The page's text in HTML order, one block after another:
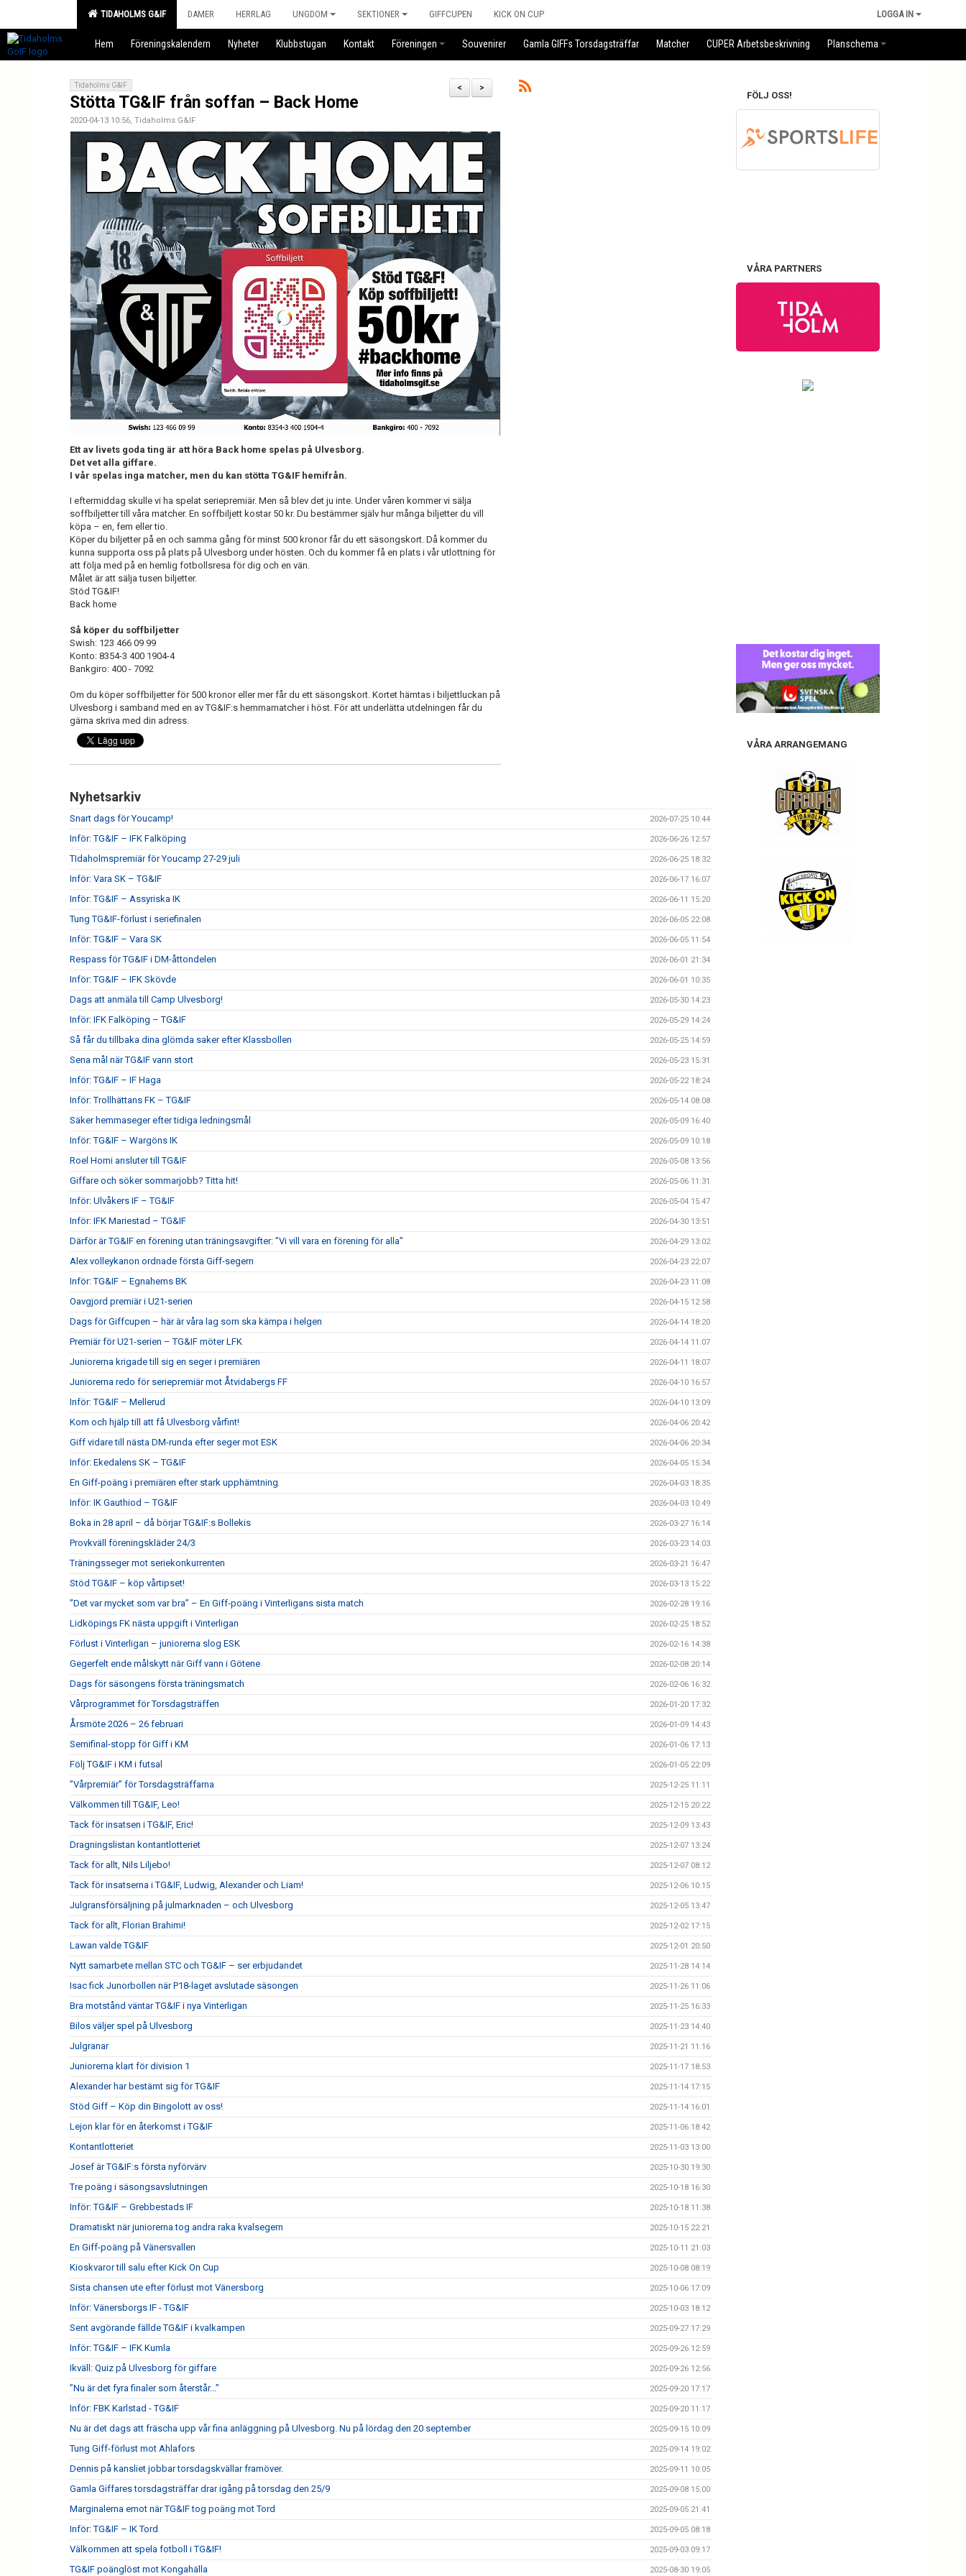
TIDAHOLMS G&IF DAMER HERRLAG UNGDOM SEKTIONER GIFFCUPEN KICK ON CUP LOGGA IN
Hem Föreningskalendern Nyheter Klubbstugan Kontakt Föreningen Souvenirer Gamla GIFFs Torsdagsträffar Matcher CUPER Arbetsbeskrivning Planschema
>
<
Tidaholms G&IF
Stötta TG&IF från soffan – Back Home
2020-04-13 10:56, Tidaholms G&IF
Ett av livets goda ting är att höra Back home spelas på Ulvesborg.
Det vet alla giffare.
I vår spelas inga matcher, men du kan stötta TG&IF hemifrån.
I eftermiddag skulle vi ha spelat seriepremiär. Men så blev det ju inte. Under våren kommer vi sälja
soffbiljetter till våra matcher. En soffbiljett kostar 50 kr. Du bestämmer själv hur många biljetter du vill
köpa – en, fem eller tio.
Köper du biljetter på en och samma gång för minst 500 kronor får du ett säsongskort. Då kommer du
kunna supporta oss på plats på Ulvesborg under hösten. Och du kommer få en plats i vår utlottning för
att följa med på en hemlig fotbollsresa för dig och en vän.
Målet är att sälja tusen biljetter.
Stöd TG&IF!
Back home
Så köper du soffbiljetter
Swish: 123 466 09 99
Konto: 8354-3 400 1904-4
Bankgiro: 400 - 7092
Om du köper soffbiljetter för 500 kronor eller mer får du ett säsongskort. Kortet hämtas i biljettluckan på
Ulvesborg i samband med en av TG&IF:s hemmamatcher i höst. För att underlätta utdelningen får du
gärna skriva med din adress.
Nyhetsarkiv
Snart dags för Youcamp! 2026-07-25 10:44
Inför: TG&IF – IFK Falköping 2026-06-26 12:57
TIdaholmspremiär för Youcamp 27-29 juli 2026-06-25 18:32
Inför: Vara SK – TG&IF 2026-06-17 16:07
Inför: TG&IF – Assyriska IK 2026-06-11 15:20
Tung TG&IF-förlust i seriefinalen 2026-06-05 22:08
Inför: TG&IF – Vara SK 2026-06-05 11:54
Respass för TG&IF i DM-åttondelen 2026-06-01 21:34
Inför: TG&IF – IFK Skövde 2026-06-01 10:35
Dags att anmäla till Camp Ulvesborg! 2026-05-30 14:23
Inför: IFK Falköping – TG&IF 2026-05-29 14:24
Så får du tillbaka dina glömda saker efter Klassbollen 2026-05-25 14:59
Sena mål när TG&IF vann stort 2026-05-23 15:31
Inför: TG&IF – IF Haga 2026-05-22 18:24
Inför: Trollhättans FK – TG&IF 2026-05-14 08:08
Säker hemmaseger efter tidiga ledningsmål 2026-05-09 16:40
Inför: TG&IF – Wargöns IK 2026-05-09 10:18
Roel Homi ansluter till TG&IF 2026-05-08 13:56
Giffare och söker sommarjobb? Titta hit! 2026-05-06 11:31
Inför: Ulvåkers IF – TG&IF 2026-05-04 15:47
Inför: IFK Mariestad – TG&IF 2026-04-30 13:51
Därför är TG&IF en förening utan träningsavgifter: ”Vi vill vara en förening för alla” 2026-04-29 13:02
Alex volleykanon ordnade första Giff-segern 2026-04-23 22:07
Inför: TG&IF – Egnahems BK 2026-04-23 11:08
Oavgjord premiär i U21-serien 2026-04-15 12:58
Dags för Giffcupen – här är våra lag som ska kämpa i helgen 2026-04-14 18:20
Premiär för U21-serien – TG&IF möter LFK 2026-04-14 11:07
Juniorerna krigade till sig en seger i premiären 2026-04-11 18:07
Juniorerna redo för seriepremiär mot Åtvidabergs FF 2026-04-10 16:57
Inför: TG&IF – Mellerud 2026-04-10 13:09
Kom och hjälp till att få Ulvesborg vårfint! 2026-04-06 20:42
Giff vidare till nästa DM-runda efter seger mot ESK 2026-04-06 20:34
Inför: Ekedalens SK – TG&IF 2026-04-05 15:34
En Giff-poäng i premiären efter stark upphämtning 2026-04-03 18:35
Inför: IK Gauthiod – TG&IF 2026-04-03 10:49
Boka in 28 april – då börjar TG&IF:s Bollekis 2026-03-27 16:14
Provkväll föreningskläder 24/3 2026-03-23 14:03
Träningsseger mot seriekonkurrenten 2026-03-21 16:47
Stöd TG&IF – köp vårtipset! 2026-03-13 15:22
”Det var mycket som var bra” – En Giff-poäng i Vinterligans sista match 2026-02-28 19:16
Lidköpings FK nästa uppgift i Vinterligan 2026-02-25 18:52
Förlust i Vinterligan – juniorerna slog ESK 2026-02-16 14:38
Gegerfelt ende målskytt när Giff vann i Götene 2026-02-08 20:14
Dags för säsongens första träningsmatch 2026-02-06 16:32
Vårprogrammet för Torsdagsträffen 2026-01-20 17:32
Årsmöte 2026 – 26 februari 2026-01-09 14:43
Semifinal-stopp för Giff i KM 2026-01-06 17:13
Följ TG&IF i KM i futsal 2026-01-05 22:09
”Vårpremiär” för Torsdagsträffarna 2025-12-25 11:11
Välkommen till TG&IF, Leo! 2025-12-15 20:22
Tack för insatsen i TG&IF, Eric! 2025-12-09 13:43
Dragningslistan kontantlotteriet 2025-12-07 13:24
Tack för allt, Nils Liljebo! 2025-12-07 08:12
Tack för insatserna i TG&IF, Ludwig, Alexander och Liam! 2025-12-06 10:15
Julgransförsäljning på julmarknaden – och Ulvesborg 2025-12-05 13:47
Tack för allt, Florian Brahimi! 2025-12-02 17:15
Lawan valde TG&IF 2025-12-01 20:50
Nytt samarbete mellan STC och TG&IF – ser erbjudandet 2025-11-28 14:14
Isac fick Junorbollen när P18-laget avslutade säsongen 2025-11-26 11:06
Bra motstånd väntar TG&IF i nya Vinterligan 2025-11-25 16:33
Bilos väljer spel på Ulvesborg 2025-11-23 14:40
Julgranar 2025-11-21 11:16
Juniorerna klart för division 1 2025-11-17 18:53
Alexander har bestämt sig för TG&IF 2025-11-14 17:15
Stöd Giff – Köp din Bingolott av oss! 2025-11-14 16:01
Lejon klar för en återkomst i TG&IF 2025-11-06 18:42
Kontantlotteriet 2025-11-03 13:00
Josef är TG&IF:s första nyförvärv 2025-10-30 19:30
Tre poäng i säsongsavslutningen 2025-10-18 16:30
Inför: TG&IF – Grebbestads IF 2025-10-18 11:38
Dramatiskt när juniorerna tog andra raka kvalsegern 2025-10-15 22:21
En Giff-poäng på Vänersvallen 2025-10-11 21:03
Kioskvaror till salu efter Kick On Cup 2025-10-08 08:19
Sista chansen ute efter förlust mot Vänersborg 2025-10-06 17:09
Inför: Vänersborgs IF - TG&IF 2025-10-03 18:12
Sent avgörande fällde TG&IF i kvalkampen 2025-09-27 17:29
Inför: TG&IF – IFK Kumla 2025-09-26 12:59
Ikväll: Quiz på Ulvesborg för giffare 2025-09-26 12:56
”Nu är det fyra finaler som återstår...” 2025-09-20 17:17
Inför: FBK Karlstad - TG&IF 2025-09-20 11:17
Nu är det dags att fräscha upp vår fina anläggning på Ulvesborg. Nu på lördag den 20 september 2025-09-15 10:09
Tung Giff-förlust mot Ahlafors 2025-09-14 19:02
Dennis på kansliet jobbar torsdagskvällar framöver. 2025-09-11 10:05
Gamla Giffares torsdagsträffar drar igång på torsdag den 25/9 2025-09-08 15:00
Marginalerna emot när TG&IF tog poäng mot Tord 2025-09-05 21:41
Inför: TG&IF – IK Tord 2025-09-05 08:18
Välkommen att spela fotboll i TG&IF! 2025-09-03 09:17
TG&IF poänglöst mot Kongahälla 2025-08-30 19:05
FÖLJ OSS!
VÅRA PARTNERS
VÅRA ARRANGEMANG